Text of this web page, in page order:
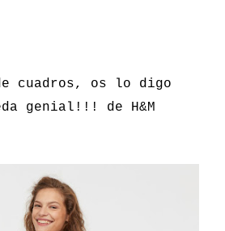
cuadros, os lo digo
genial!!! de H&M